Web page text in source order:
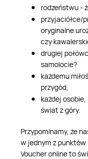
rodzeństwu -
przyjaciółce/
oryginalne
czy
drugiej
samolocie?
każdemu
przygód,
każdej
świat z góry.
Przypominamy, że
w jednym z
Voucher online to